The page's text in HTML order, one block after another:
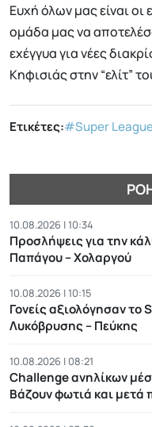
Ευχή όλων μας είναι
ομάδα μας να
εχέγγυα για νέες
Κηφισιάς στην “ελίτ”
Ετικέτες:#Super
10.08.2026 | 10:34
Προσλήψεις για την
Παπάγου – Χολαργού
10.08.2026 | 10:15
Γονείς αξιολόγησαν
Λυκόβρυσης – Πεύκης
10.08.2026 | 08:21
Challenge ανηλίκων
Βάζουν φωτιά και